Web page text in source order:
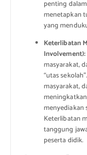
penting
menetapkan
yang
Keterlibatan
Involvement):
masyarakat,
“utas
masyarakat,
menyediakan
Keterlibatan
tanggung
peserta didik.